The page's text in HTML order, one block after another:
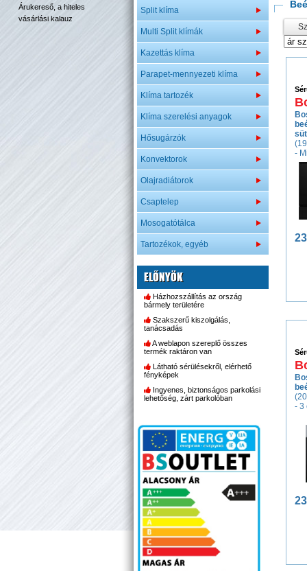
Árukereső, a hiteles
vásárlási kalauz
Split klíma
Multi Split klímák
Kazettás klíma
Parapet-mennyezeti klíma
Klíma tartozék
Klíma szerelési anyagok
Hősugárzók
Konvektorok
Olajradiátorok
Csaptelep
Mosogatótálca
Tartozékok, egyéb
ELŐNYÖK
Házhozszállítás az ország
bármely területére
Szakszerű kiszolgálás,
tanácsadás
A weblapon szereplő összes
termék raktáron van
Látható sérülésekről, elérhető
fényképek
Ingyenes, biztonságos parkolási
lehetőség, zárt parkolóban
-
-
- 3